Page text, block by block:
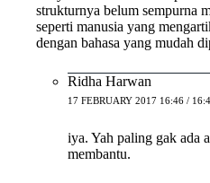
strukturnya belum sempurna
seperti manusia yang
dengan bahasa yang mudah
Ridha Harwan
17 FEBRUARY 2017 16:46 /
iya. Yah paling gak ada
membantu.